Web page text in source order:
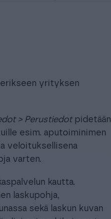
erikseen yrityksen
> Perustiedotpidetään
esim. aputoiminimen
veloituksellisena
varten.
kautta.
laskupohja,
sekä laskun kuvan